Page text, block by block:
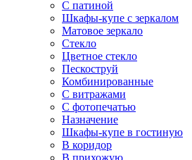
С патиной
Шкафы-купе с зеркалом
Матовое зеркало
Стекло
Цветное стекло
Пескоструй
Комбинированные
С витражами
С фотопечатью
Назначение
Шкафы-купе в гостиную
В коридор
В прихожую